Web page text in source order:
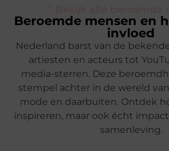
Beroemde mensen en
invloed
Nederland barst van de
artiesten en acteurs tot
media-sterren. Deze
stempel achter in de wereld
mode en daarbuiten. Ontdek
inspireren, maar ook écht
samenleving.